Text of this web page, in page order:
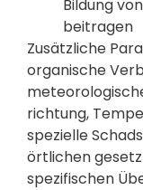
Bildung
beitragen
Zusätzliche
organische
richtung,
spezielle
örtlichen
spezifischen